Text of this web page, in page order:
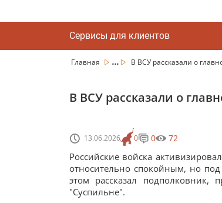
Сервисы для клиентов
Главная ... В ВСУ рассказали о
В ВСУ рассказали о
13.06.2026 0 0 72
Российские войска
относительно спокойным, но
этом рассказал подполковник,
"Суспильне".